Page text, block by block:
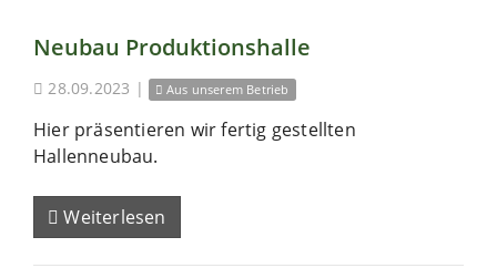
Neubau Produktionshalle
28.09.2023 | Aus unserem Betrieb
Hier präsentieren wir fertig gestellten
Hallenneubau.
Weiterlesen